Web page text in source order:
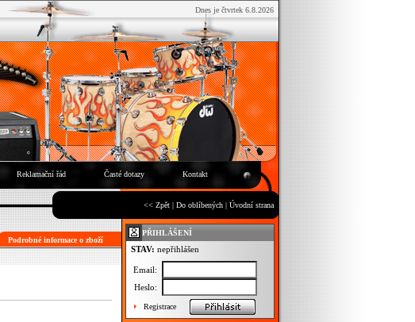
Dnes je čtvrtek 6.8.2026
Reklamační řád Časté dotazy Kontakt
<< Zpět | Do oblíbených | Úvodní strana
Podrobné informace o zboží
PŘIHLÁŠENÍ
STAV: nepřihlášen
Email:
Heslo:
Registrace